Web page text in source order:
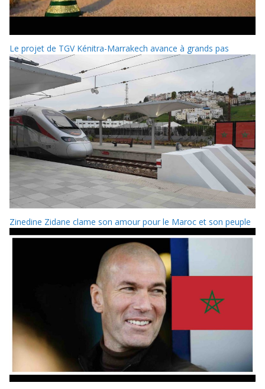
Le projet de TGV Kénitra-Marrakech avance à grands pas
Zinedine Zidane clame son amour pour le Maroc et son peuple